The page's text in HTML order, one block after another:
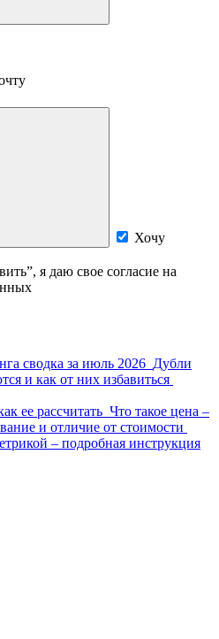
Хочу
я даю свое согласие на
сводка за июль 2026 Дубли
и как от них избавиться
ее рассчитать Что такое цена –
и отличие от стоимости
– подробная инструкция